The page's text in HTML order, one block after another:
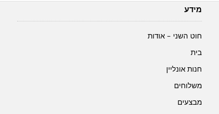
מידע
חוט השני – אודות
בית
חנות אונליין
משלוחים
מבצעים